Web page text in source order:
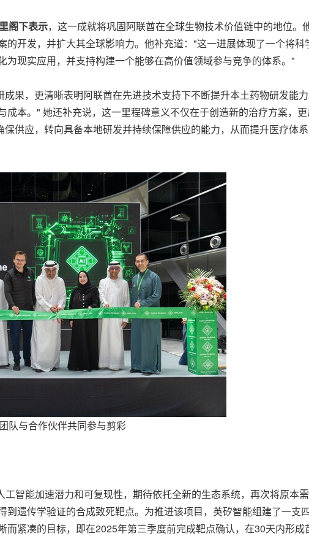
阁下表示，这一成就将巩固阿联酋在全球生物技术价值链中的地位。
开发，并扩大其全球影响力。他补充道："这一进展体现了一个将科
现实应用，并支持构建一个能够在高价值领域参与竞争的体系。"
成果，更清晰表明阿联酋在先进技术支持下不断提升本土药物研发能
本。" 她还补充说，这一里程碑意义不仅在于创造新的治疗方案，
供应，转向具备本地研发并持续保障供应的能力，从而提升医疗体
队与合作伙伴共同参与剪彩
智能加速潜力和可复现性，期待依托全新的生态系统，再次将原本
遗传学验证的合成致死靶点。为推进该项目，英矽智能组建了一支
紧凑的目标，即在2025年第三季度前完成靶点确认，在30天内形成